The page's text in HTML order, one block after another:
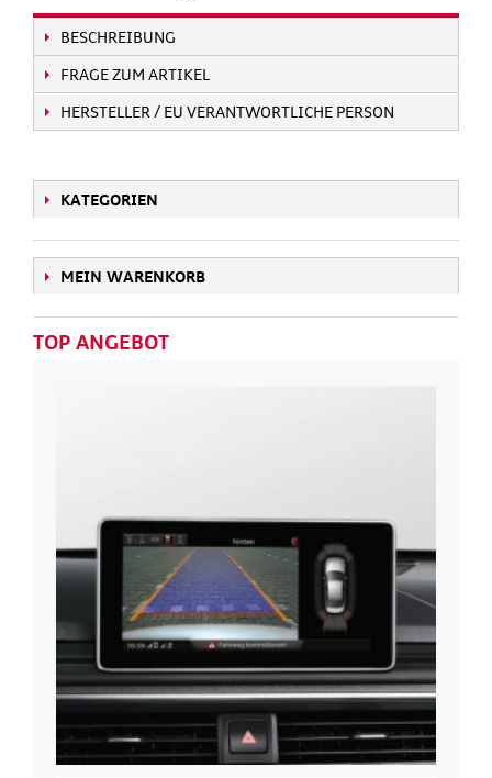
BESCHREIBUNG
FRAGE ZUM ARTIKEL
HERSTELLER / EU VERANTWORTLICHE PERSON
KATEGORIEN
MEIN WARENKORB
TOP ANGEBOT